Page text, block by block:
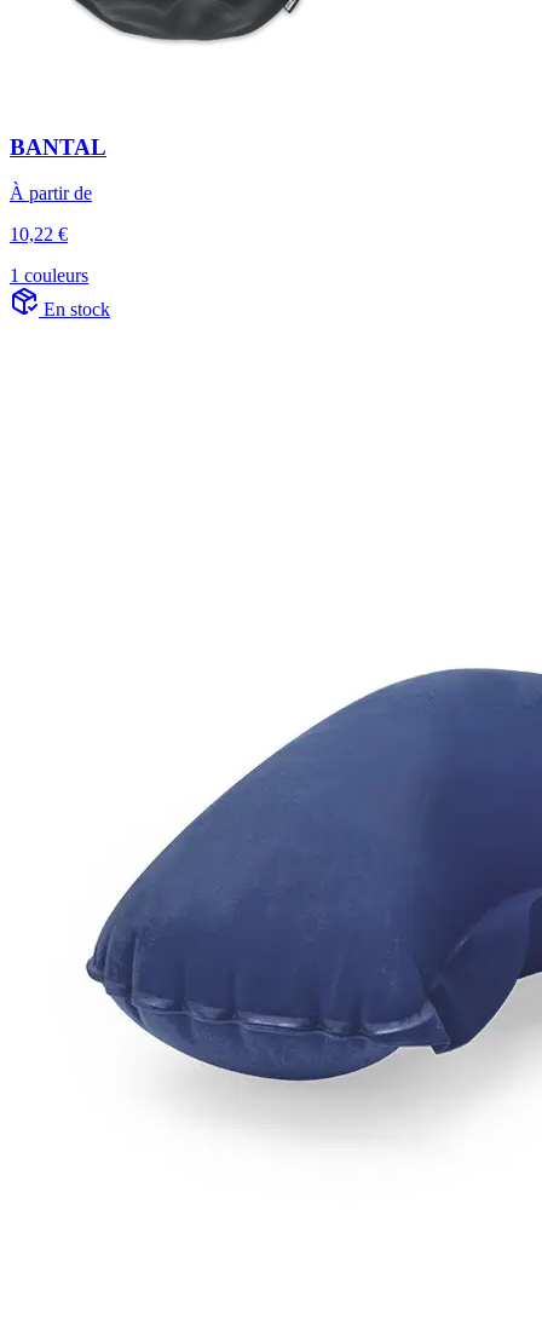
BANTAL
À partir de
10,22 €
1 couleurs
En stock